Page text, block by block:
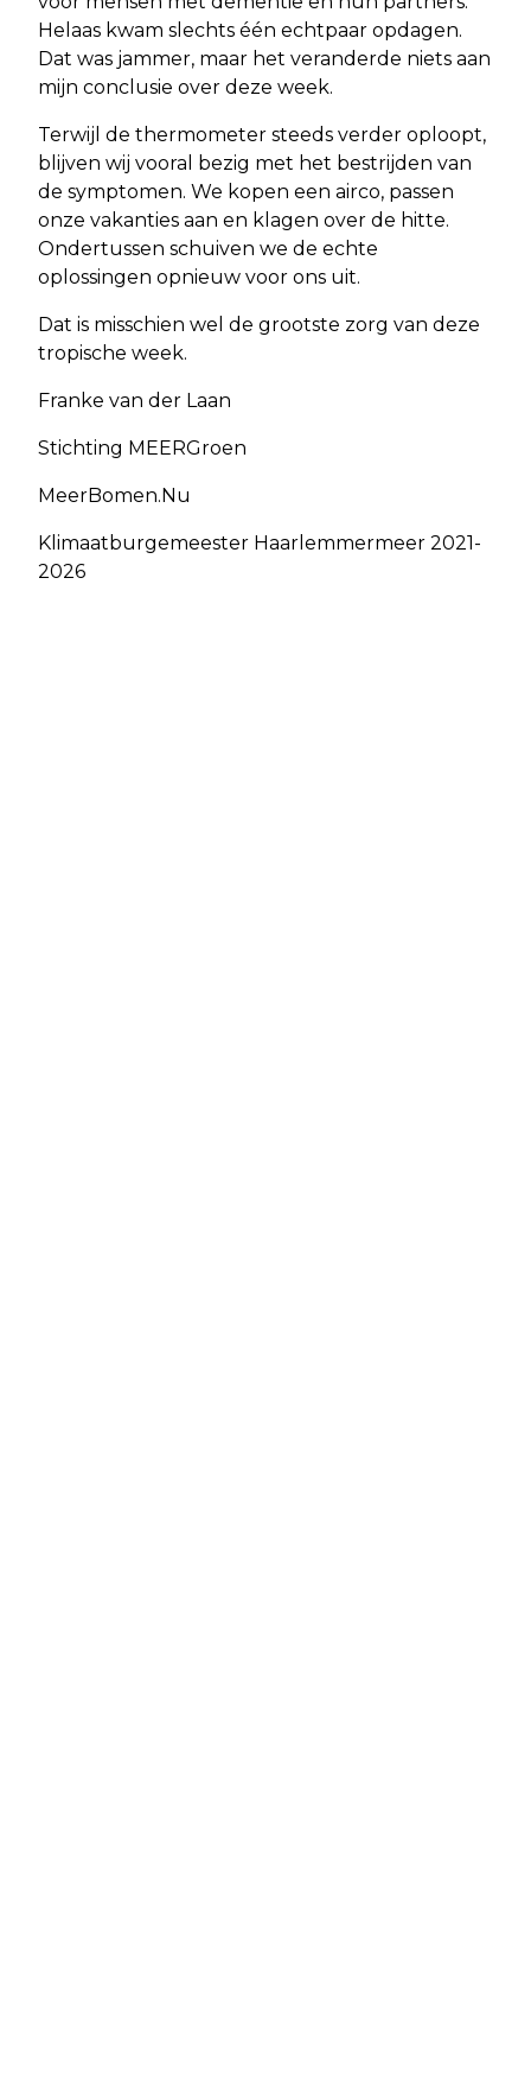
Helaas kwam slechts één echtpaar opdagen.
Dat was jammer, maar het veranderde niets aan
mijn conclusie over deze week.
Terwijl de thermometer steeds verder oploopt,
blijven wij vooral bezig met het bestrijden van
de symptomen. We kopen een airco, passen
onze vakanties aan en klagen over de hitte.
Ondertussen schuiven we de echte
oplossingen opnieuw voor ons uit.
Dat is misschien wel de grootste zorg van deze
tropische week.
Franke van der Laan
Stichting MEERGroen
MeerBomen.Nu
Klimaatburgemeester Haarlemmermeer 2021-
2026